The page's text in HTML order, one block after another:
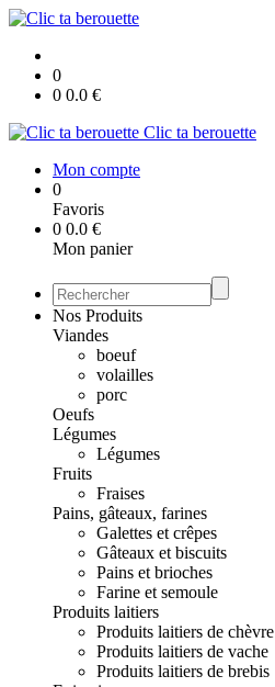
0
0 0.0 €
Clic ta berouette
Mon compte
0
Favoris
0 0.0 €
Mon panier
Nos Produits
Viandes
boeuf
volailles
porc
Oeufs
Légumes
Légumes
Fruits
Fraises
Pains, gâteaux, farines
Galettes et crêpes
Gâteaux et biscuits
Pains et brioches
Farine et semoule
Produits laitiers
Produits laitiers de chèvre
Produits laitiers de vache
Produits laitiers de brebis